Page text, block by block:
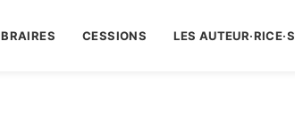
CESSIONS LES AUTEUR·RICE·S